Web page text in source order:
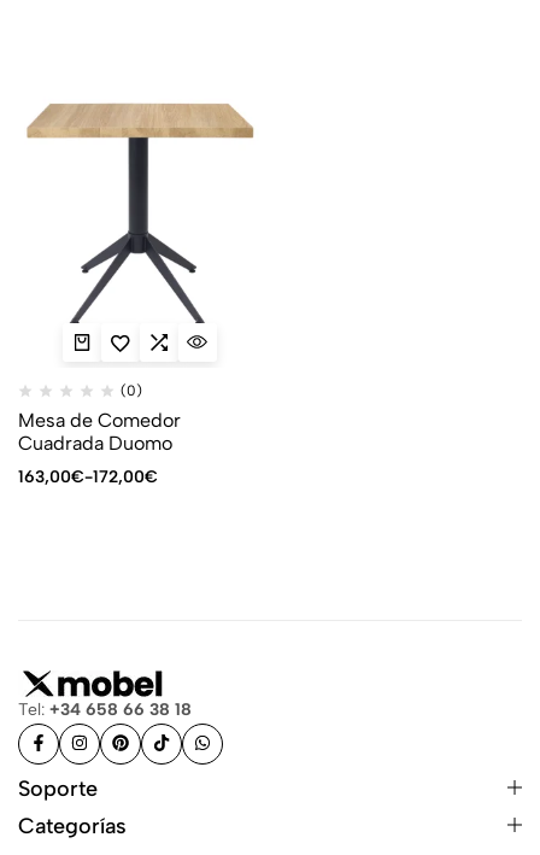
(0)
Mesa de Comedor
Cuadrada Duomo
163,00€-172,00€
Tel: +34 658 66 38 18
Soporte
Categorías